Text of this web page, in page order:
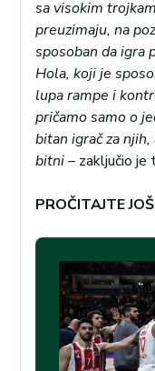
sa visokim
preuzimaju, na
sposoban da igra
Hola, koji je
lupa rampe i
pričamo samo o
bitan igrač za
bitni – zaključio je
PROČITAJTE